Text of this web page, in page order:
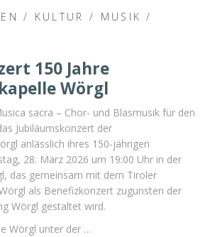
/ KULTUR / MUSIK /
150 Jahre
Wörgl
sacra – Chor- und Blasmusik für den
Jubiläumskonzert der
anlässlich ihres 150-jährigen
28. März 2026 um 19:00 Uhr in der
das gemeinsam mit dem Tiroler
als Benefizkonzert zugunsten der
Wörgl gestaltet wird.
Wörgl unter der …